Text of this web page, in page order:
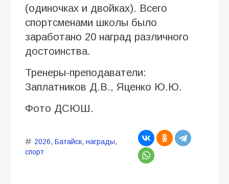
(одиночках и двойках). Всего
спортсменами школы было
заработано 20 наград различного
достоинства.
Тренеры-преподаватели:
Заплатников Д.В., Яценко Ю.Ю.
Фото ДСЮШ.
2026, Батайск, награды,
спорт